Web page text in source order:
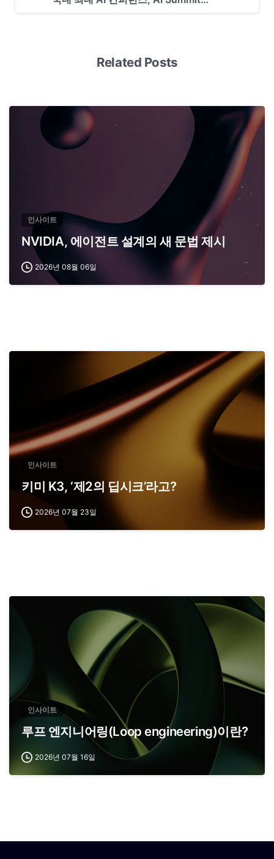
Related Posts
인사이트
NVIDIA, 에이전트 설계의 새 문법 제시
2026년 08월 06일
인사이트
키미 K3, ‘제2의 딥시크’라고?
2026년 07월 23일
인사이트
루프 엔지니어링(Loop engineering)이란?
2026년 07월 16일